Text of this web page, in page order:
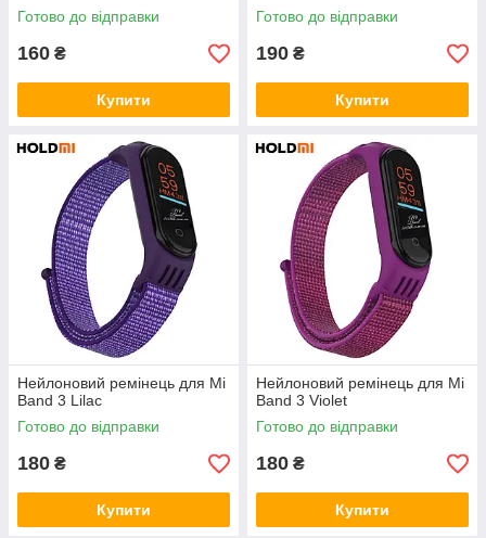
Готово до відправки
160 ₴
Купити
Готово до відправки
190 ₴
Купити
Нейлоновий ремінець для Mi
Band 3 Lilac
Готово до відправки
180 ₴
Купити
Нейлоновий ремінець для Mi
Band 3 Violet
Готово до відправки
180 ₴
Купити